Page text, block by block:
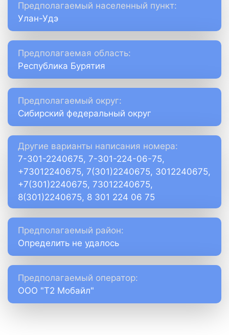
Предполагаемый населенный пункт:
Улан-Удэ
Предполагаемая область:
Республика Бурятия
Предполагаемый округ:
Сибирский федеральный округ
Другие варианты написания номера:
7-301-2240675, 7-301-224-06-75,
+73012240675, 7(301)2240675, 3012240675,
+7(301)2240675, 73012240675,
8(301)2240675, 8 301 224 06 75
Предполагаемый район:
Определить не удалось
Предполагаемый оператор:
ООО "Т2 Мобайл"